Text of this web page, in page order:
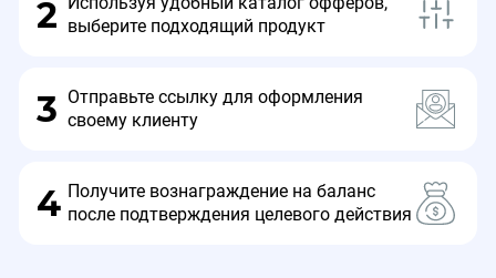
2 выберите подходящий продукт
3 Отправьте ссылку для оформления
своему клиенту
4 Получите вознаграждение на баланс
после подтверждения целевого действия